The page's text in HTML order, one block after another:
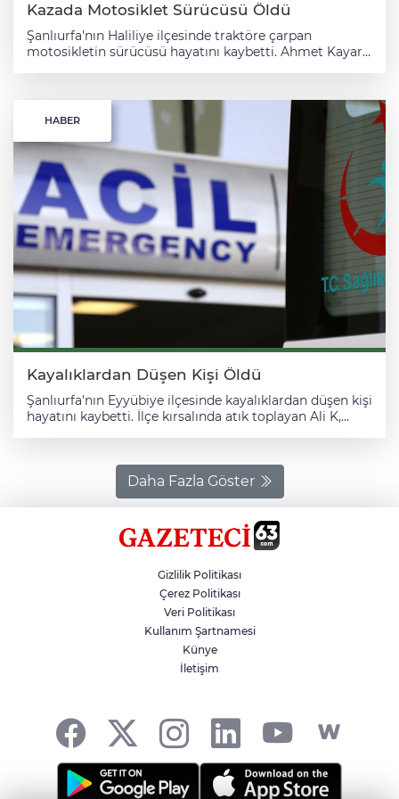
Kazada Motosiklet Sürücüsü Öldü
Şanlıurfa'nın Haliliye ilçesinde traktöre çarpan
motosikletin sürücüsü hayatını kaybetti. Ahmet Kayar
idaresindeki 63 PS 758 plakalı traktöre bağlı römorka
çarptı. Çevredekilerin ihbarı üzerine kaza yerine sağlık
ve polis ekibi sevk edildi. Ekiplerce yapılan incelemede
motosiklet sürücüsü Kayar'ın olay yerinde hayatını
kaybettiği belirlendi. Cenaze, otopsi işlemleri için
Şanlıurfa Adli Tıp Kurumu morguna kaldırıldı. Traktör
sürücüsü S.Ö. ise gözaltına alındı.
HABER
Kayalıklardan Düşen Kişi Öldü
Şanlıurfa'nın Eyyübiye ilçesinde kayalıklardan düşen kişi
hayatını kaybetti. İlçe kırsalında atık toplayan Ali K,
ekipleri sevk edildi. Sağlık ekiplerince yapılan kontrolde,
Ali K'nin olay yerinde hayatını kaybettiği belirlendi.
Cenaze, otopsi işlemleri için Şanlıurfa Adli Tıp Kurumu
morguna kaldırıldı.
Daha Fazla Göster
Gizlilik Politikası
Çerez Politikası
Veri Politikası
Kullanım Şartnamesi
Künye
İletişim